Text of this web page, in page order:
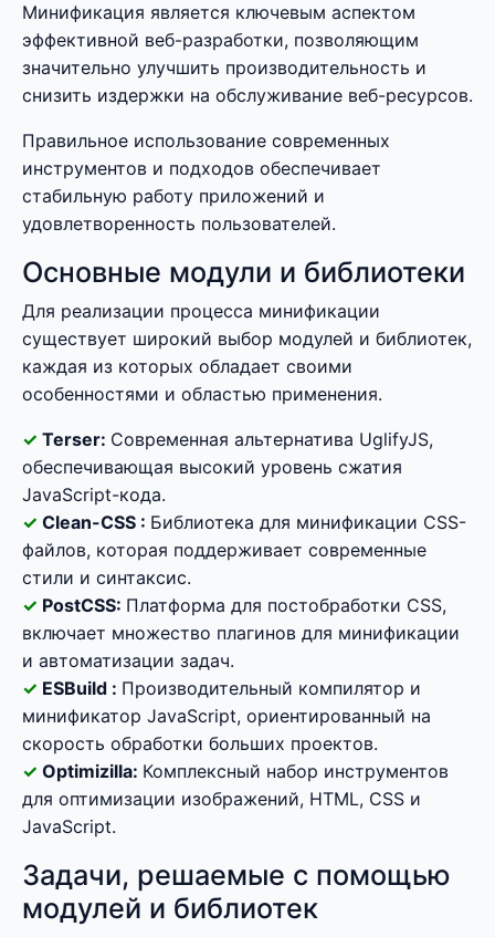
Минификация является ключевым аспектом
эффективной веб-разработки, позволяющим
значительно улучшить производительность и
снизить издержки на обслуживание веб-ресурсов.
Правильное использование современных
инструментов и подходов обеспечивает
стабильную работу приложений и
удовлетворенность пользователей.
Основные модули и библиотеки
Для реализации процесса минификации
существует широкий выбор модулей и библиотек,
каждая из которых обладает своими
особенностями и областью применения.
Terser: Современная альтернатива UglifyJS,
обеспечивающая высокий уровень сжатия
JavaScript-кода.
Clean-CSS : Библиотека для минификации CSS-
файлов, которая поддерживает современные
стили и синтаксис.
PostCSS: Платформа для постобработки CSS,
включает множество плагинов для минификации
и автоматизации задач.
ESBuild : Производительный компилятор и
минификатор JavaScript, ориентированный на
скорость обработки больших проектов.
Optimizilla: Комплексный набор инструментов
для оптимизации изображений, HTML, CSS и
JavaScript.
Задачи, решаемые с помощью
модулей и библиотек